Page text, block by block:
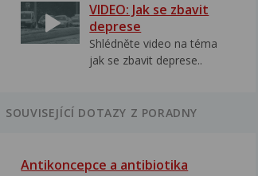
VIDEO: Jak se zbavit
deprese
Shlédněte video na téma
jak se zbavit deprese..
SOUVISEJÍCÍ DOTAZY Z PORADNY
Antikoncepce a antibiotika